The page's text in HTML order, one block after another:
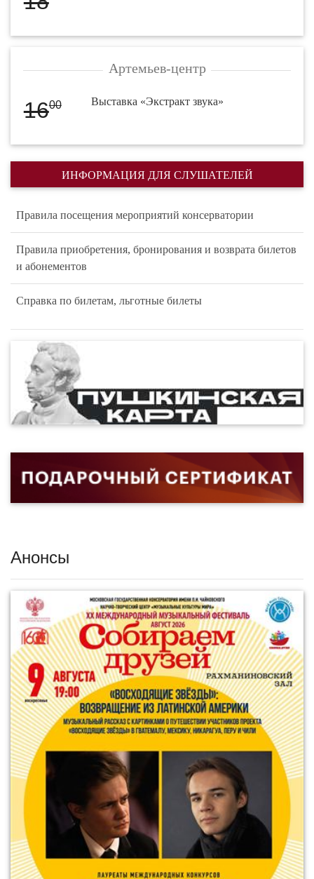
Артемьев-центр
1600 Выставка «Экстракт звука»
ИНФОРМАЦИЯ ДЛЯ СЛУШАТЕЛЕЙ
Правила посещения мероприятий консерватории
Правила приобретения, бронирования и возврата билетов
и абонементов
Справка по билетам, льготные билеты
Анонсы